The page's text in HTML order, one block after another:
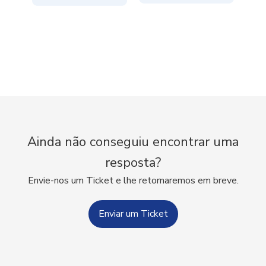
Ainda não conseguiu encontrar uma
resposta?
Envie-nos um Ticket e lhe retornaremos em breve.
Enviar um Ticket